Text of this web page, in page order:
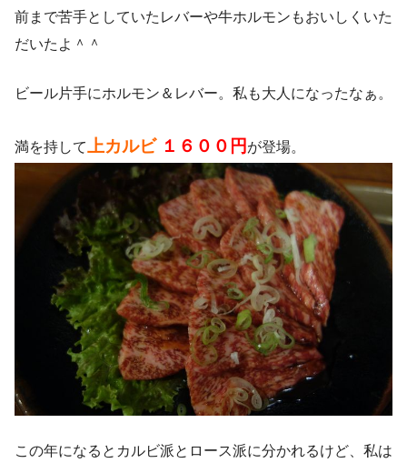
前まで苦手としていたレバーや牛ホルモンもおいしくいた
だいたよ＾＾
ビール片手にホルモン＆レバー。私も大人になったなぁ。
満を持して上カルビ １６００円 が登場。
この年になるとカルビ派とロース派に分かれるけど、私は